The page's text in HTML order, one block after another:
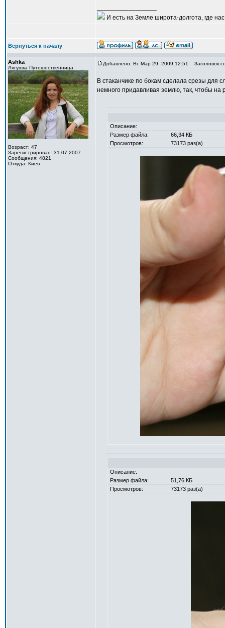
И есть на Земле широта-долгота, где
Вернуться к началу
Ashka
Лягушка Путешественница
Возраст: 47
Зарегистрирован: 31.07.2007
Сообщения: 4821
Откуда: Киев
Добавлено: Вс Мар 29, 2009 12:51 Заголовок
В стаканчике по бокам сделала срезы для
немного придавливая землю, так, чтобы на
Описание:
Размер файла:
66,34 КБ
Просмотров:
73173 раз(а)
Описание:
Размер файла:
51,76 КБ
Просмотров:
73173 раз(а)